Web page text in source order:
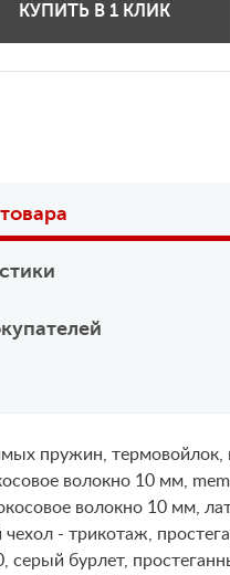
КУПИТЬ В 1 КЛИК
пружин, термовойлок,
волокно 10 мм,
волокно 10 мм,
- трикотаж,
серый бурлет,